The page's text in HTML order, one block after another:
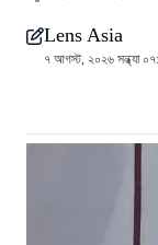
Lens Asia
৭ আগস্ট, ২০২৬ সন্ধ্যা